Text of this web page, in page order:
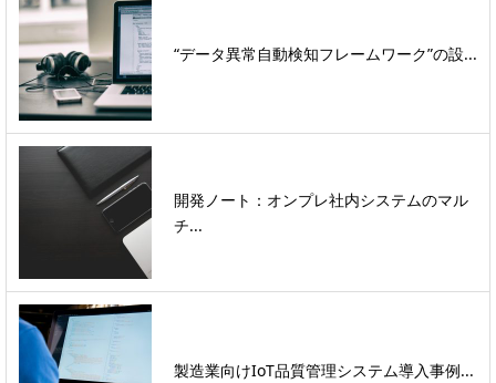
“データ異常自動検知フレームワーク”の設...
開発ノート：オンプレ社内システムのマル
チ...
製造業向けIoT品質管理システム導入事例...